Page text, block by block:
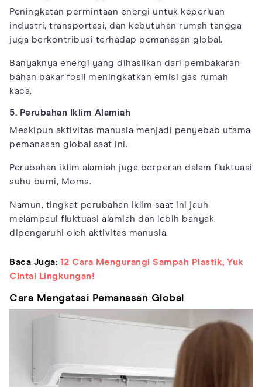
Peningkatan permintaan energi untuk keperluan
industri, transportasi, dan kebutuhan rumah tangga
juga berkontribusi terhadap pemanasan global.
Banyaknya energi yang dihasilkan dari pembakaran
bahan bakar fosil meningkatkan emisi gas rumah
kaca.
5. Perubahan Iklim Alamiah
Meskipun aktivitas manusia menjadi penyebab utama
pemanasan global saat ini.
Perubahan iklim alamiah juga berperan dalam fluktuasi
suhu bumi, Moms.
Namun, tingkat perubahan iklim saat ini jauh
melampaui fluktuasi alamiah dan lebih banyak
dipengaruhi oleh aktivitas manusia.
Baca Juga: 12 Cara Mengurangi Sampah Plastik, Yuk
Cintai Lingkungan!
Cara Mengatasi Pemanasan Global